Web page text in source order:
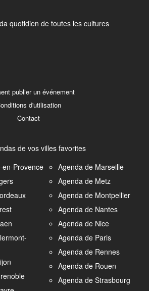
quotidien de toutes les cultures
publier un événement
d'utilisation
Contact
de vos villes favorites
en-Provence
Agenda de Marseille
Agenda de Metz
Agenda de Montpellier
Agenda de Nantes
Agenda de Nice
Agenda de Paris
Agenda de Rennes
Agenda de Rouen
Agenda de Strasbourg